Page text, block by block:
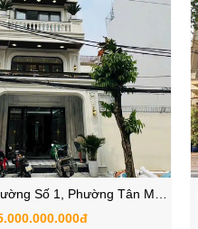
Số 1, Phường Tân Mỹ,
7 TP.HCM